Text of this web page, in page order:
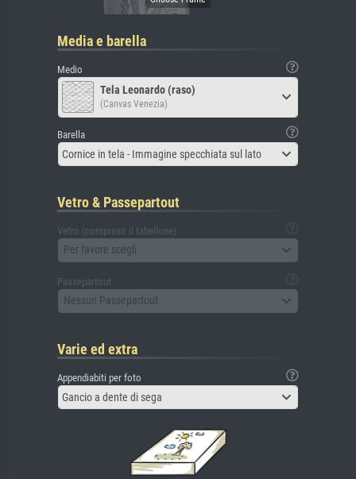
Media e barella
Medio
Tela Leonardo (raso)
(Canvas Venezia)
Barella
Cornice in tela - Immagine specchiata sul lato
Vetro & Passepartout
Vetro (compreso il tabellone)
Per favore scegli
Passepartout
Nessun Passepartout
Varie ed extra
Appendiabiti per foto
Gancio a dente di sega